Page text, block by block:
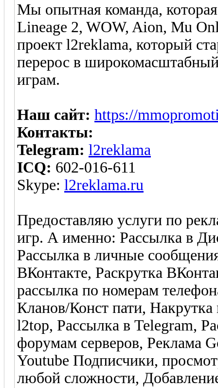
Мы опытная команда,
Lineage 2, WOW, Aion, Mu
проект l2reklama, который
перерос в
играм.
Наш сайт: https://
Контакты:
Telegram: l2reklama
ICQ: 602-016-611
Skype: l2reklama.ru
Предоставляю услуги по
игр. А именно: Рассылка в
Рассылка в личные
ВКонтакте, Раскрутка
рассылка по номерам
Кланов/Конст пати, Накрутка
l2top, Рассылка в Telegram,
форумам серверов, Реклама
Youtube Подписчики,
любой сложности,